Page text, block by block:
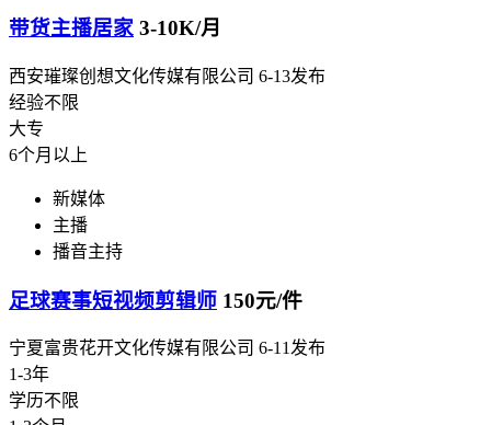
带货主播居家 3-10K/月
西安璀璨创想文化传媒有限公司 6-13发布
经验不限
大专
6个月以上
新媒体
主播
播音主持
足球赛事短视频剪辑师 150元/件
宁夏富贵花开文化传媒有限公司 6-11发布
1-3年
学历不限